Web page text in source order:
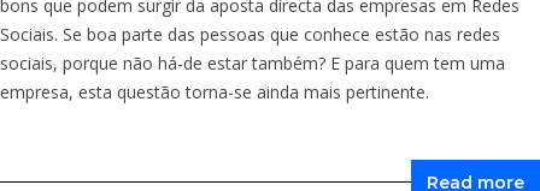
bons que podem surgir da aposta directa das empresas em Redes
Sociais. Se boa parte das pessoas que conhece estão nas redes
sociais, porque não há-de estar também? E para quem tem uma
empresa, esta questão torna-se ainda mais pertinente.
Read more